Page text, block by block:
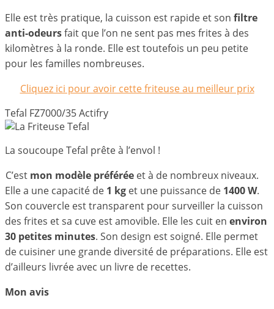
Elle est très pratique, la cuisson est rapide et son filtre
anti-odeursfait que l’on ne sent pas mes frites à des
kilomètres à la ronde. Elle est toutefois un peu petite
pour les familles nombreuses.
Cliquez ici pour avoir cette friteuse au meilleur prix
Tefal FZ7000/35 Actifry
La soucoupe Tefal prête à l’envol !
C’est mon modèle préférée et à de nombreux niveaux.
Elle a une capacité de 1 kg et une puissance de 1400 W.
Son couvercle est transparent pour surveiller la cuisson
des frites et sa cuve est amovible. Elle les cuit en environ
30 petites minutes. Son design est soigné. Elle permet
de cuisiner une grande diversité de préparations. Elle est
d’ailleurs livrée avec un livre de recettes.
Mon avis